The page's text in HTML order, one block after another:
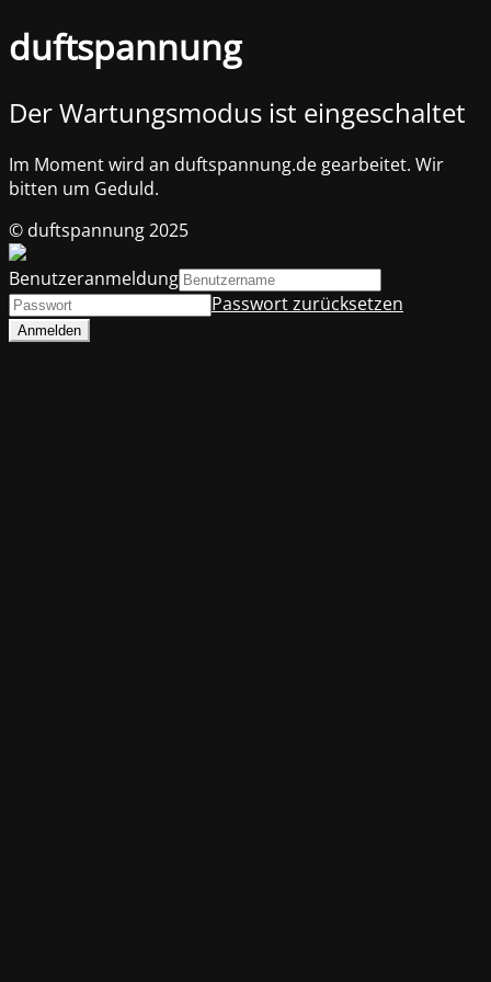
duftspannung
Der Wartungsmodus ist eingeschaltet
Im Moment wird an duftspannung.de gearbeitet. Wir
bitten um Geduld.
© duftspannung 2025
Benutzeranmeldung
Passwort zurücksetzen